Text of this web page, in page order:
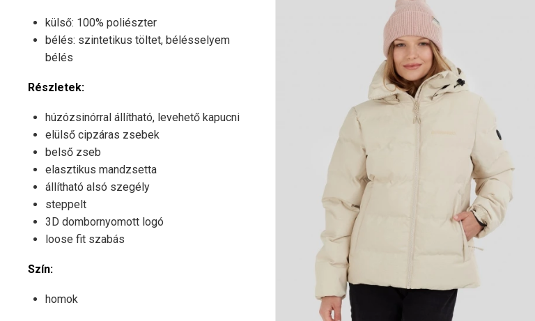
külső: 100% poliészter
bélés: szintetikus töltet, bélésselyem
bélés
Részletek:
húzózsinórral állítható, levehető kapucni
elülső cipzáras zsebek
belső zseb
elasztikus mandzsetta
állítható alsó szegély
steppelt
3D dombornyomott logó
loose fit szabás
Szín:
homok